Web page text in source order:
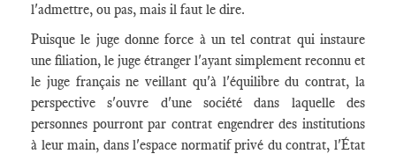
l'admettre, ou pas, mais il faut le dire.
Puisque le juge donne force à un tel contrat qui instaure
une filiation, le juge étranger l'ayant simplement reconnu et
le juge français ne veillant qu'à l'équilibre du contrat, la
perspective s'ouvre d'une société dans laquelle des
personnes pourront par contrat engendrer des institutions
à leur main, dans l'espace normatif privé du contrat, l'État